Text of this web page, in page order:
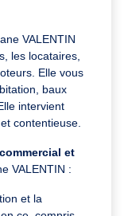
VALENTIN
les locataires,
Elle vous
baux
intervient
contentieuse.
et
VALENTIN :
et la